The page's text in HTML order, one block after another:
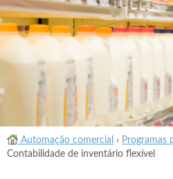
Automação comercial › Programas
Contabilidade de inventário flexível